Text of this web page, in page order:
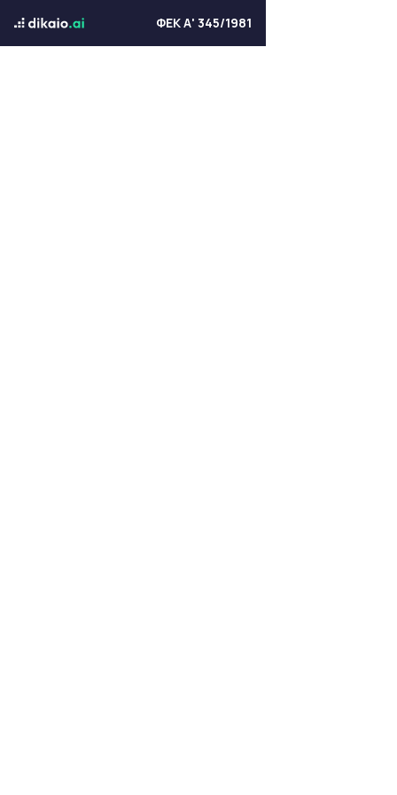
ΦΕΚ Α' 345/1981